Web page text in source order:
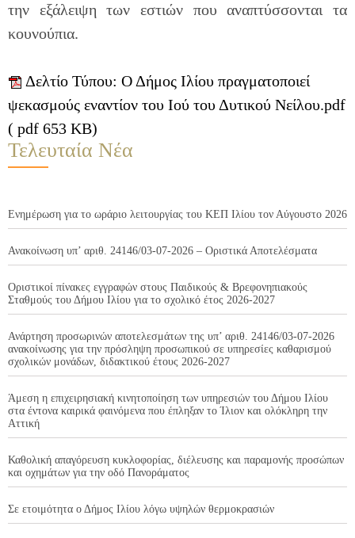
την εξάλειψη των εστιών που αναπτύσσονται τα
κουνούπια.
Δελτίο Τύπου: Ο Δήμος Ιλίου πραγματοποιεί
ψεκασμούς εναντίον του Ιού του Δυτικού Νείλου.pdf
( pdf 653 KB)
Τελευταία Νέα
Ενημέρωση για το ωράριο λειτουργίας του ΚΕΠ Ιλίου τον Αύγουστο 2026
Ανακοίνωση υπ’ αριθ. 24146/03-07-2026 – Οριστικά Αποτελέσματα
Οριστικοί πίνακες εγγραφών στους Παιδικούς & Βρεφονηπιακούς
Σταθμούς του Δήμου Ιλίου για το σχολικό έτος 2026-2027
Ανάρτηση προσωρινών αποτελεσμάτων της υπ’ αριθ. 24146/03-07-2026
ανακοίνωσης για την πρόσληψη προσωπικού σε υπηρεσίες καθαρισμού
σχολικών μονάδων, διδακτικού έτους 2026-2027
Άμεση η επιχειρησιακή κινητοποίηση των υπηρεσιών του Δήμου Ιλίου
στα έντονα καιρικά φαινόμενα που έπληξαν το Ίλιον και ολόκληρη την
Αττική
Καθολική απαγόρευση κυκλοφορίας, διέλευσης και παραμονής προσώπων
και οχημάτων για την οδό Πανοράματος
Σε ετοιμότητα ο Δήμος Ιλίου λόγω υψηλών θερμοκρασιών